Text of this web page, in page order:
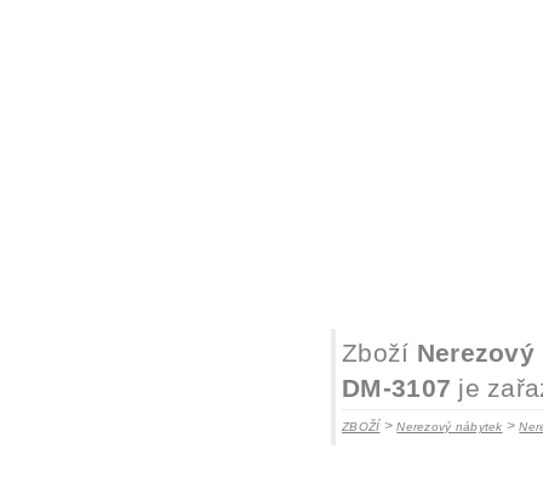
Zboží
DM-3107 je
ZBOŽÍ >Nerezový nábytek >